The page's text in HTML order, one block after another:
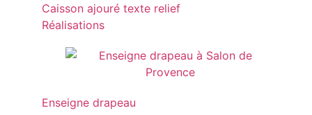
Caisson ajouré texte relief
Réalisations
Enseigne drapeau